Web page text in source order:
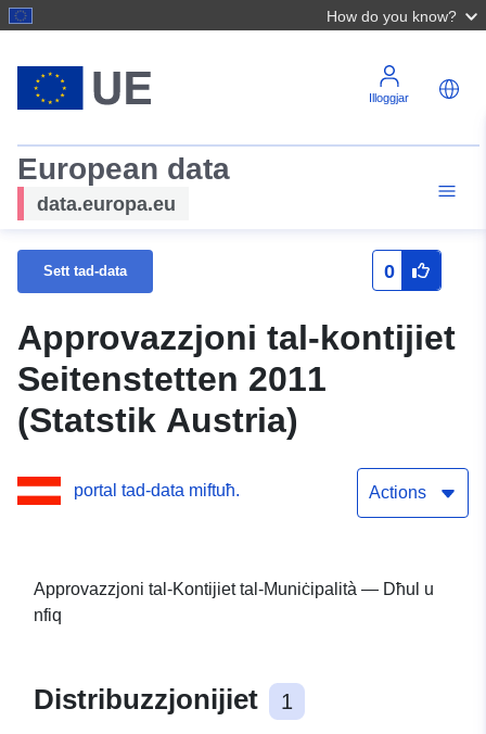
How do you know?
Illoggjar
European data
data.europa.eu
Sett tad-data 0
Approvazzjoni tal-kontijiet
Seitenstetten 2011
(Statstik Austria)
portal tad-data miftuħ. Actions
Approvazzjoni tal-Kontijiet tal-Muniċipalità — Dħul u
nfiq
Distribuzzjonijiet 1